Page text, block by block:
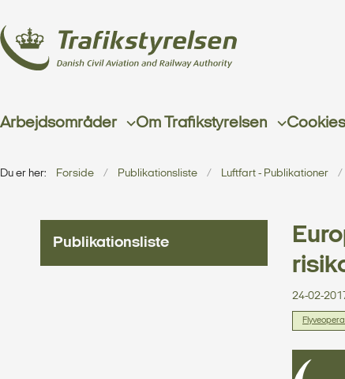
Arbejdsområder Om Trafikstyrelsen Cookies
Du er her: Forside Publikationsliste Luftfart - Publikationer
Publikationsliste
24-02-